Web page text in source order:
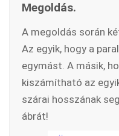
Megoldás.
A megoldás során
Az egyik, hogy a
egymást. A másik,
kiszámítható az
szárai hosszának
ábrát!